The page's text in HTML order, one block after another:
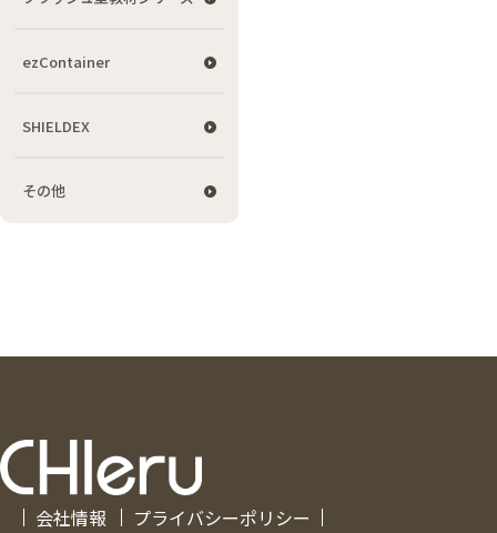
ezContainer
SHIELDEX
その他
会社情報
プライバシーポリシー